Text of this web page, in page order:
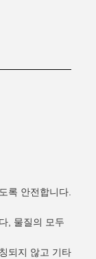
록 안전합니다.
, 물질의 모두
되지 않고 기타